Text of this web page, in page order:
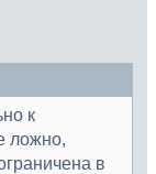
к
ложно,
в